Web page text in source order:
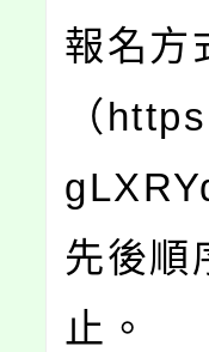
報名方
（
先後順
止。